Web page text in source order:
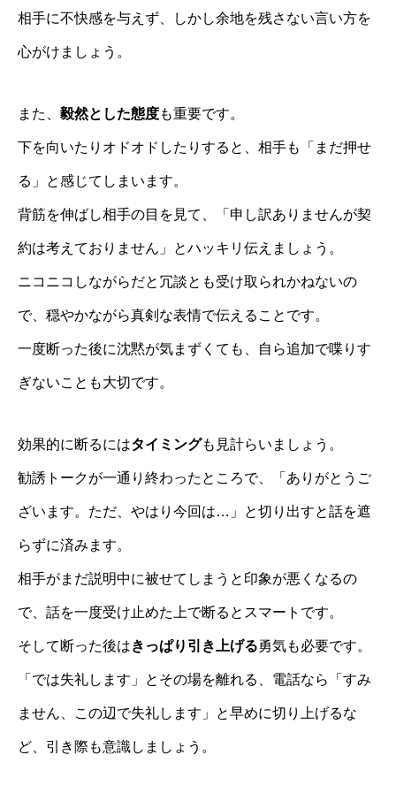
相手に不快感を与えず、しかし余地を残さない言い方を
心がけましょう。
また、 毅然とした態度も重要です。
下を向いたりオドオドしたりすると、相手も「まだ押せ
る」と感じてしまいます。
背筋を伸ばし相手の目を見て、「申し訳ありませんが契
約は考えておりません」とハッキリ伝えましょう。
ニコニコしながらだと冗談とも受け取られかねないの
で、穏やかながら真剣な表情で伝えることです。
一度断った後に沈黙が気まずくても、自ら追加で喋りす
ぎないことも大切です。
効果的に断るにはタイミングも見計らいましょう。
勧誘トークが一通り終わったところで、「ありがとうご
ざいます。ただ、やはり今回は…」と切り出すと話を遮
らずに済みます。
相手がまだ説明中に被せてしまうと印象が悪くなるの
で、話を一度受け止めた上で断るとスマートです。
そして断った後はきっぱり引き上げる勇気も必要です。
「では失礼します」とその場を離れる、電話なら「すみ
ません、この辺で失礼します」と早めに切り上げるな
ど、引き際も意識しましょう。